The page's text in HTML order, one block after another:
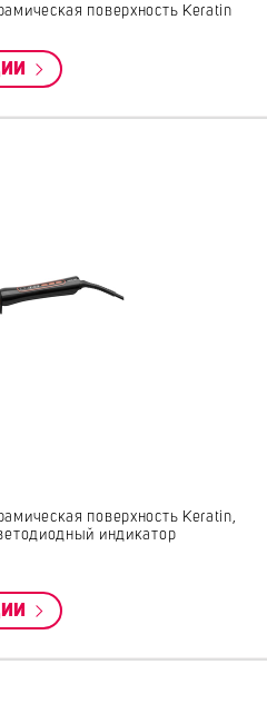
поверхность Keratin
поверхность Keratin,
индикатор